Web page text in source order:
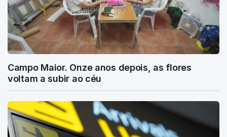
Campo Maior. Onze anos depois, as flores
voltam a subir ao céu